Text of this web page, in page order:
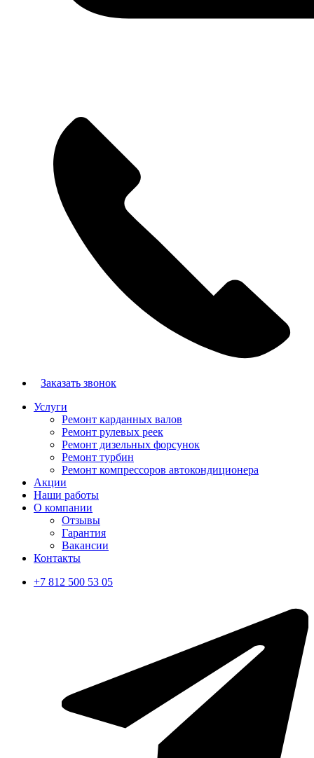
Заказать звонок
Услуги
Ремонт карданных валов
Ремонт рулевых реек
Ремонт дизельных форсунок
Ремонт турбин
Ремонт компрессоров автокондиционера
Акции
Наши работы
О компании
Отзывы
Гарантия
Вакансии
Контакты
+7 812 500 53 05